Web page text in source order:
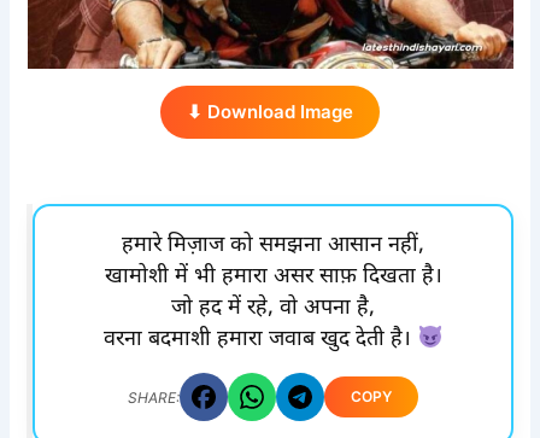
⬇ Download Image
हमारे मिज़ाज को समझना आसान नहीं,
खामोशी में भी हमारा असर साफ़ दिखता है।
जो हद में रहे, वो अपना है,
वरना बदमाशी हमारा जवाब खुद देती है।
SHARE: COPY